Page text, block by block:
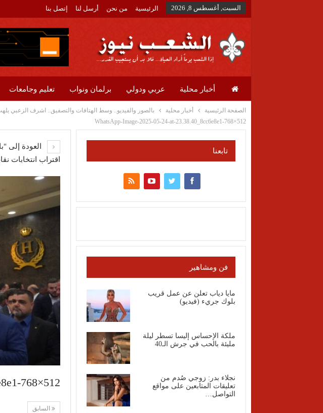
السبت, أغسطس 8, 2026 الرئيسية من نحن أرسل لنا إتصل بنا
أخبار محلية عربي ودولي برلمان ونواب تعليم وجامعات
الصفحة الرئيسية أخبار محلية
بالصور والفيديو.. وسط الهتافات والتصفيق.. اشرف الزعبي
WhatsApp-Image-2025-05-24-at-23.38.40_8cc6e8e1-768×512
العودة إلى
اقتراب انتخابات
768×512
السابق
تابعنا
فن ومشاهير
مايا دياب تعلن عن عمل قريب
بلوك جريء (فيديو)
ملكة الإحساس إليسا تسطر ليلة
مليئة بالحب في جرش الـ40
نجلاء بدر: زوجي صُدم من
تعليقات المتابعين على مواقع
التواصل…